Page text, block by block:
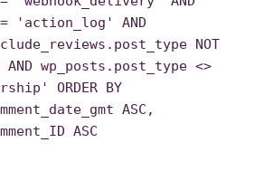
'action_log' AND
NOT
wp_posts.post_type <>
ORDER BY
ASC,
ASC